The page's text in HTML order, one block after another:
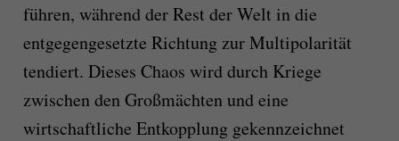
führen, während der Rest der Welt in die
entgegengesetzte Richtung zur Multipolarität
tendiert. Dieses Chaos wird durch Kriege
zwischen den Großmächten und eine
wirtschaftliche Entkopplung gekennzeichnet